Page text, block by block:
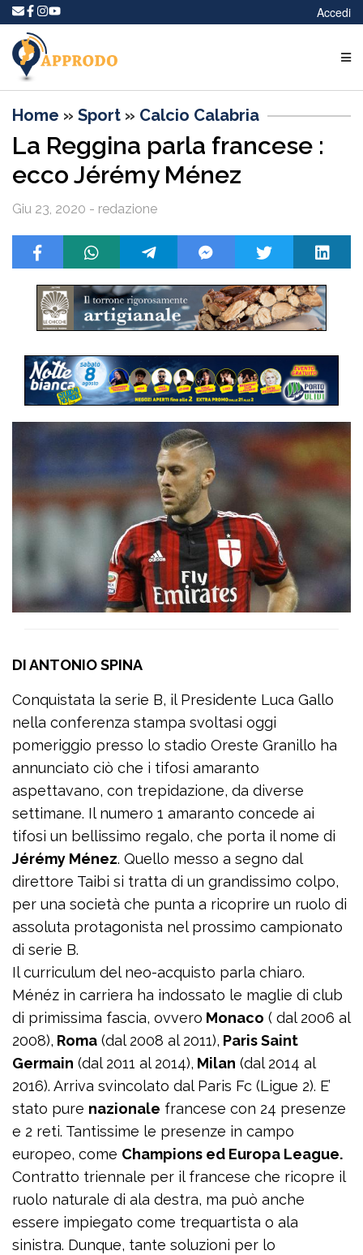
Accedi
Home » Sport » Calcio Calabria
La Reggina parla francese :
ecco Jérémy Ménez
Giu 23, 2020 - redazione
DI ANTONIO SPINA
Conquistata la serie B, il Presidente Luca Gallo
nella conferenza stampa svoltasi oggi
pomeriggio presso lo stadio Oreste Granillo ha
annunciato ciò che i tifosi amaranto
aspettavano, con trepidazione, da diverse
settimane. Il numero 1 amaranto concede ai
tifosi un bellissimo regalo, che porta il nome di
Jérémy Ménez. Quello messo a segno dal
direttore Taibi si tratta di un grandissimo colpo,
per una società che punta a ricoprire un ruolo di
assoluta protagonista nel prossimo campionato
di serie B.
Il curriculum del neo-acquisto parla chiaro.
Ménéz in carriera ha indossato le maglie di club
di primissima fascia, ovvero Monaco ( dal 2006 al
2008), Roma (dal 2008 al 2011), Paris Saint
Germain (dal 2011 al 2014), Milan (dal 2014 al
2016). Arriva svincolato dal Paris Fc (Ligue 2). E’
stato pure nazionale francese con 24 presenze
e 2 reti. Tantissime le presenze in campo
europeo, come Champions ed Europa League.
Contratto triennale per il francese che ricopre il
ruolo naturale di ala destra, ma può anche
essere impiegato come trequartista o ala
sinistra. Dunque, tante soluzioni per lo